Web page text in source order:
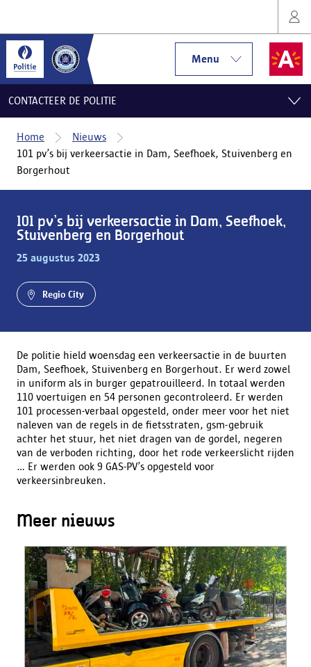
Menu
CONTACTEER DE POLITIE
Home
Nieuws
101 pv’s bij verkeersactie in Dam, Seefhoek, Stuivenberg en
Borgerhout
101 pv’s bij verkeersactie in Dam, Seefhoek,
Stuivenberg en Borgerhout
25 augustus 2023
Regio City
De politie hield woensdag een verkeersactie in de buurten
Dam, Seefhoek, Stuivenberg en Borgerhout. Er werd zowel
in uniform als in burger gepatrouilleerd. In totaal werden
110 voertuigen en 54 personen gecontroleerd. Er werden
101 processen-verbaal opgesteld, onder meer voor het niet
naleven van de regels in de fietsstraten, gsm-gebruik
achter het stuur, het niet dragen van de gordel, negeren
van de verboden richting, door het rode verkeerslicht rijden
… Er werden ook 9 GAS-PV’s opgesteld voor
verkeersinbreuken.
Meer nieuws